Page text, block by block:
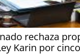
rechaza
Karin por